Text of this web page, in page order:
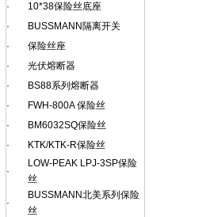
·
10*38保险丝底座
·
BUSSMANN隔离开关
·
保险丝座
·
光伏熔断器
·
BS88系列熔断器
·
FWH-800A 保险丝
·
BM6032SQ保险丝
·
KTK/KTK-R保险丝
·
LOW-PEAK LPJ-3SP保险
丝
·
BUSSMANN北美系列保险
丝